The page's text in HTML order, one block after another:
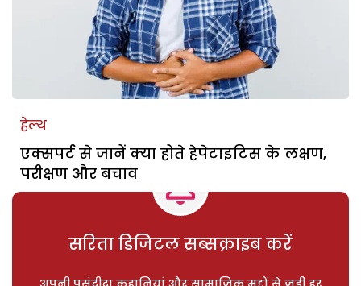
हेल्थ
एक्सपर्ट से जानें क्या होते हेपेटाइटिस के लक्षण,
परीक्षण और बचाव
सरिता डिजिटल सब्सक्राइब करें